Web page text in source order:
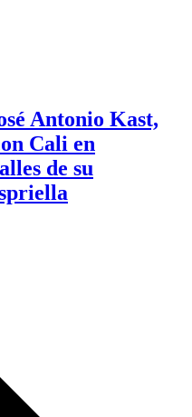
Antonio Kast,
Cali en
de su